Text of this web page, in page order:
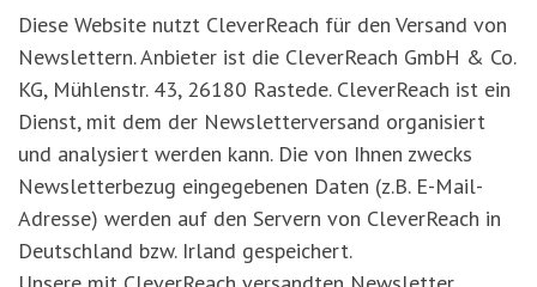
Diese Website nutzt CleverReach für den Versand von
Newslettern. Anbieter ist die CleverReach GmbH & Co.
KG, Mühlenstr. 43, 26180 Rastede. CleverReach ist ein
Dienst, mit dem der Newsletterversand organisiert
und analysiert werden kann. Die von Ihnen zwecks
Newsletterbezug eingegebenen Daten (z.B. E-Mail-
Adresse) werden auf den Servern von CleverReach in
Deutschland bzw. Irland gespeichert.